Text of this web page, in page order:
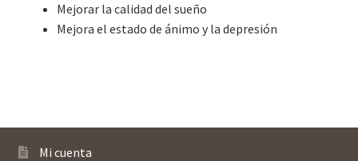
Mejorar la calidad del sueño
Mejora el estado de ánimo y la depresión
Mi cuenta